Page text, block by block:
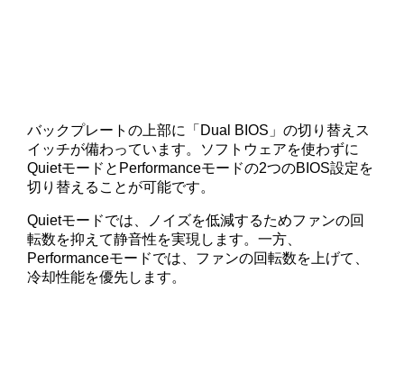
バックプレートの上部に「Dual BIOS」の切り替えス
イッチが備わっています。ソフトウェアを使わずに
QuietモードとPerformanceモードの2つのBIOS設定を
切り替えることが可能です。
Quietモードでは、ノイズを低減するためファンの回
転数を抑えて静音性を実現します。一方、
Performanceモードでは、ファンの回転数を上げて、
冷却性能を優先します。